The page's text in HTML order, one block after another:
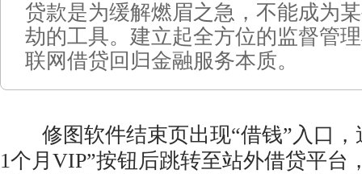
贷款是为缓解燃眉之急，不能成为
劫的工具。建立起全方位的监督管
联网借贷回归金融服务本质。
修图软件结束页出现“借钱”入口
1个月VIP”按钮后跳转至站外借贷平台